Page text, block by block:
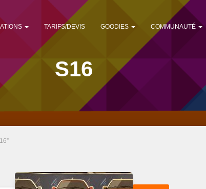
TARIFS/DEVIS GOODIES COMMUNAUTÉ
S16